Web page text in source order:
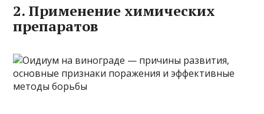
2. Применение химических
препаратов